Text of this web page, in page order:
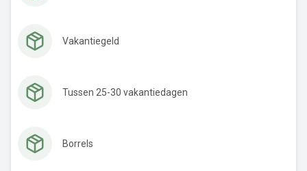
Vakantiegeld
Tussen 25-30 vakantiedagen
Borrels